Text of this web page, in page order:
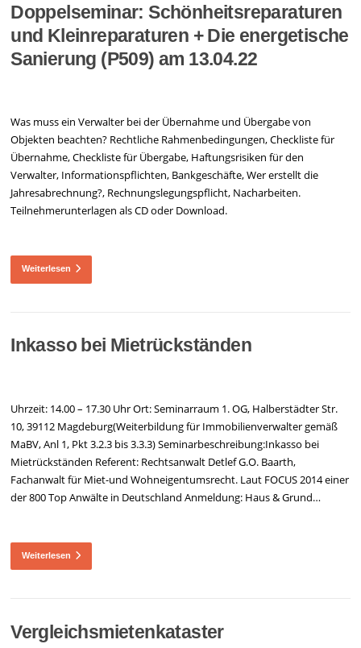
Doppelseminar: Schönheitsreparaturen
und Kleinreparaturen + Die energetische
Sanierung (P509) am 13.04.22
Was muss ein Verwalter bei der Übernahme und Übergabe von
Objekten beachten? Rechtliche Rahmenbedingungen, Checkliste für
Übernahme, Checkliste für Übergabe, Haftungsrisiken für den
Verwalter, Informationspflichten, Bankgeschäfte, Wer erstellt die
Jahresabrechnung?, Rechnungslegungspflicht, Nacharbeiten.
Teilnehmerunterlagen als CD oder Download.
Weiterlesen
Inkasso bei Mietrückständen
Uhrzeit: 14.00 – 17.30 Uhr Ort: Seminarraum 1. OG, Halberstädter Str.
10, 39112 Magdeburg(Weiterbildung für Immobilienverwalter gemäß
MaBV, Anl 1, Pkt 3.2.3 bis 3.3.3) Seminarbeschreibung:Inkasso bei
Mietrückständen Referent: Rechtsanwalt Detlef G.O. Baarth,
Fachanwalt für Miet-und Wohneigentumsrecht. Laut FOCUS 2014 einer
der 800 Top Anwälte in Deutschland Anmeldung: Haus & Grund…
Weiterlesen
Vergleichsmietenkataster